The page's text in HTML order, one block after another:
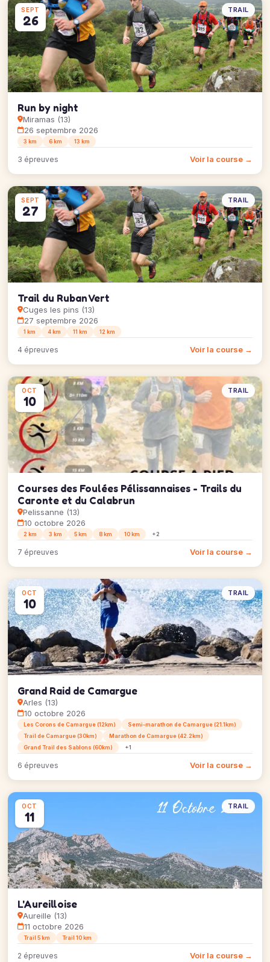
SEPT
26
TRAIL
Run by night
Miramas (13)
26 septembre 2026
3 km 6 km 13 km
3 épreuves Voir la course →
SEPT
27
TRAIL
Trail du Ruban Vert
Cuges les pins (13)
27 septembre 2026
1 km 4 km 11 km 12 km
4 épreuves Voir la course →
OCT
10
TRAIL
Courses des Foulées Pélissannaises - Trails du
Caronte et du Calabrun
Pelissanne (13)
10 octobre 2026
2 km 3 km 5 km 8 km 10 km +2
7 épreuves Voir la course →
OCT
10
TRAIL
Grand Raid de Camargue
Arles (13)
10 octobre 2026
Les Corons de Camargue (12km)
Semi-marathon de Camargue (21.1km)
Trail de Camargue (30km)
Marathon de Camargue (42.2km)
Grand Trail des Sablons (60km)
+1
6 épreuves Voir la course →
OCT
11
TRAIL
L'Aureilloise
Aureille (13)
11 octobre 2026
Trail 5 km Trail 10 km
2 épreuves Voir la course →